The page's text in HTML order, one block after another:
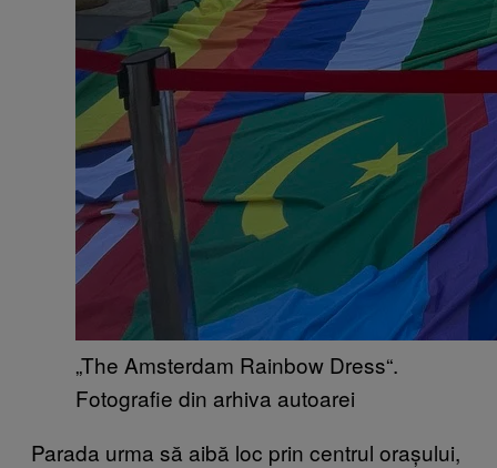
„The Amsterdam Rainbow Dress“.
Fotografie din arhiva autoarei
Parada urma să aibă loc prin centrul orașului,